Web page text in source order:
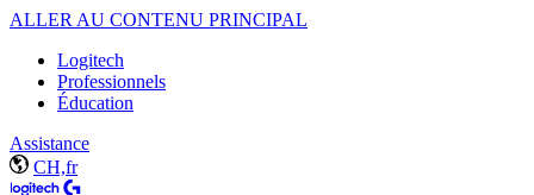
ALLER AU CONTENU PRINCIPAL
Logitech
Professionnels
Éducation
Assistance
CH,fr